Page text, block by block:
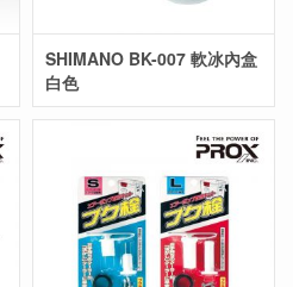
SHIMANO BK-007 軟冰內盒
白色